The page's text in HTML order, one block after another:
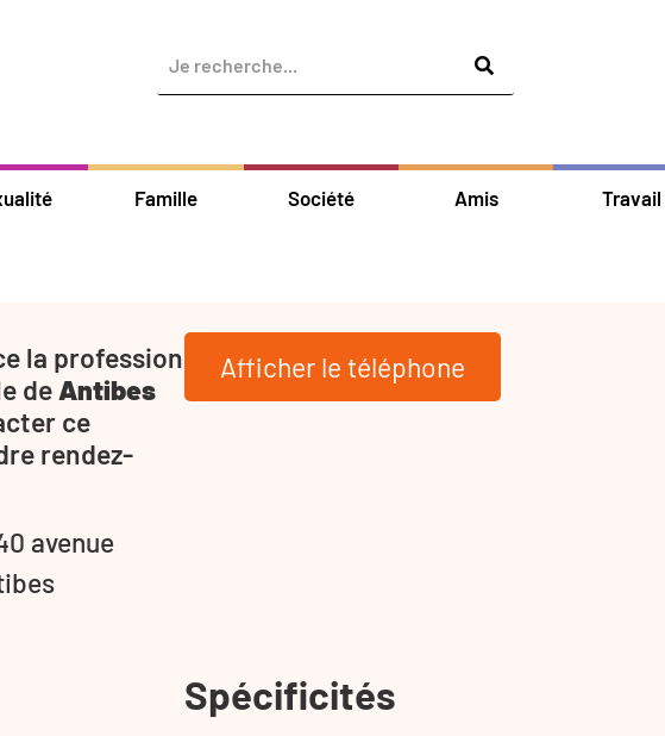
Famille Société Amis Travail
la profession
de Antibes
ce
rendez-
avenue
Afficher le téléphone
Spécificités